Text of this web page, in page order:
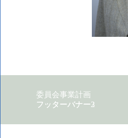
委員会事業計画
フッターバナー2
フッターバナー3